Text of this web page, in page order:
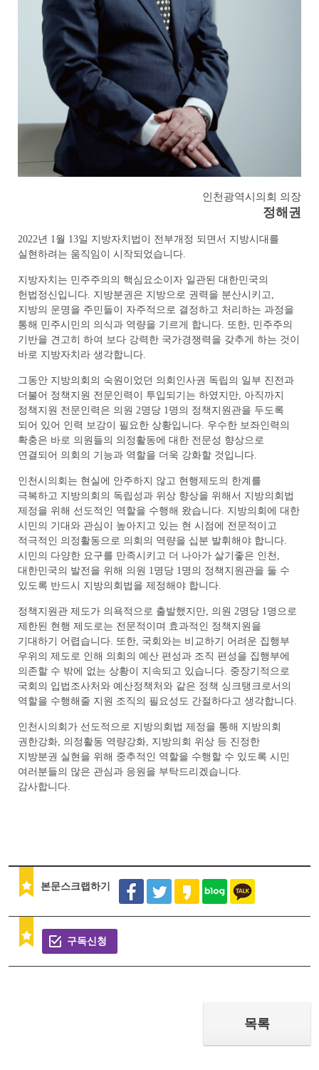
인천광역시의회 의장
정해권
2022년 1월 13일 지방자치법이 전부개정 되면서 지방시대를
실현하려는 움직임이 시작되었습니다.
지방자치는 민주주의의 핵심요소이자 일관된 대한민국의
헌법정신입니다. 지방분권은 지방으로 권력을 분산시키고,
지방의 운명을 주민들이 자주적으로 결정하고 처리하는 과정을
통해 민주시민의 의식과 역량을 기르게 합니다. 또한, 민주주의
기반을 견고히 하여 보다 강력한 국가경쟁력을 갖추게 하는 것이
바로 지방자치라 생각합니다.
그동안 지방의회의 숙원이었던 의회인사권 독립의 일부 진전과
더불어 정책지원 전문인력이 투입되기는 하였지만, 아직까지
정책지원 전문인력은 의원 2명당 1명의 정책지원관을 두도록
되어 있어 인력 보강이 필요한 상황입니다. 우수한 보좌인력의
확충은 바로 의원들의 의정활동에 대한 전문성 향상으로
연결되어 의회의 기능과 역할을 더욱 강화할 것입니다.
인천시의회는 현실에 안주하지 않고 현행제도의 한계를
극복하고 지방의회의 독립성과 위상 향상을 위해서 지방의회법
제정을 위해 선도적인 역할을 수행해 왔습니다. 지방의회에 대한
시민의 기대와 관심이 높아지고 있는 현 시점에 전문적이고
적극적인 의정활동으로 의회의 역량을 십분 발휘해야 합니다.
시민의 다양한 요구를 만족시키고 더 나아가 살기좋은 인천,
대한민국의 발전을 위해 의원 1명당 1명의 정책지원관을 둘 수
있도록 반드시 지방의회법을 제정해야 합니다.
정책지원관 제도가 의욕적으로 출발했지만, 의원 2명당 1명으로
제한된 현행 제도로는 전문적이며 효과적인 정책지원을
기대하기 어렵습니다. 또한, 국회와는 비교하기 어려운 집행부
우위의 제도로 인해 의회의 예산 편성과 조직 편성을 집행부에
의존할 수 밖에 없는 상황이 지속되고 있습니다. 중장기적으로
국회의 입법조사처와 예산정책처와 같은 정책 싱크탱크로서의
역할을 수행해줄 지원 조직의 필요성도 간절하다고 생각합니다.
인천시의회가 선도적으로 지방의회법 제정을 통해 지방의회
권한강화, 의정활동 역량강화, 지방의회 위상 등 진정한
지방분권 실현을 위해 중추적인 역할을 수행할 수 있도록 시민
여러분들의 많은 관심과 응원을 부탁드리겠습니다.
감사합니다.
본문스크랩하기
구독신청
목록